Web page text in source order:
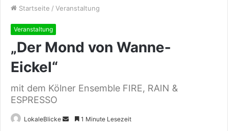
Startseite / Veranstaltung
Veranstaltung
„Der Mond von Wanne-
Eickel“
mit dem Kölner Ensemble FIRE, RAIN &
ESPRESSO
LokaleBlicke
Sende1 Minute Lesezeit